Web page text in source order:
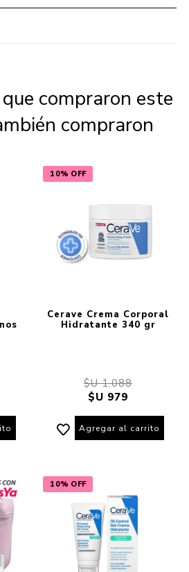
compraron este
compraron
10% OFF
Cerave Crema Corporal
Hidratante 340 gr
$U 1.088
$U 979
Agregar al carrito
10% OFF